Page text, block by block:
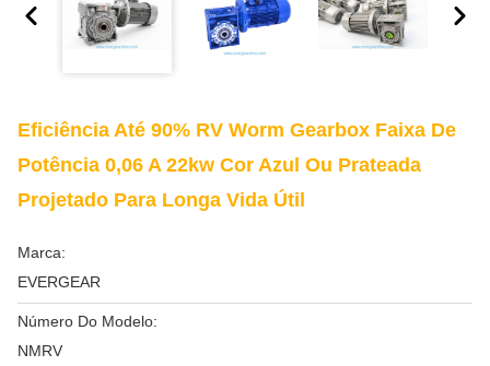
Eficiência Até 90% RV Worm Gearbox Faixa De
Potência 0,06 A 22kw Cor Azul Ou Prateada
Projetado Para Longa Vida Útil
Marca:
EVERGEAR
Número Do Modelo:
NMRV